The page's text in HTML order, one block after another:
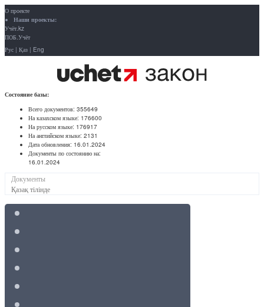
О проекте
Наши проекты:
Учёт.kz
ПОБ.Учёт
Рус | Қаз | Eng
Состояние базы:
Всего документов: 355649
На казахском языке: 176600
На русском языке: 176917
На английском языке: 2131
Дата обновления: 16.01.2024
Документы по состоянию на:
16.01.2024
Документы
Қазақ тілінде